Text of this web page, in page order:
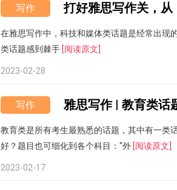
写作
在雅思写作中，科技和媒体类话题是经常出现
类话题感到棘手 [阅读原文]
2023-02-28
写作 雅思写作 | 教育类话
教育类是所有考生最熟悉的话题，其中有一类
好？题目也可细化到各个科目：“外 [阅读原文]
2023-02-17